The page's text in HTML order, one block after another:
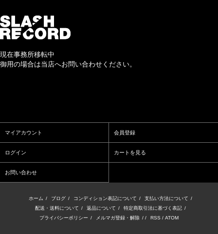
現在事務所移転中
御用の場合は当店へお問い合わせください。
マイアカウント 会員登録
ログイン カートを見る
お問い合わせ
ホーム / ブログ / コンディション表記について / 支払い方法について /
配送・送料について / 返品について / 特定商取引法に基づく表記 /
プライバシーポリシー / メルマガ登録・解除 / / RSS / ATOM